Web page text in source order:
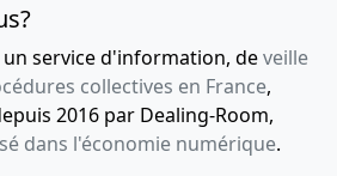
service d'information, deveille
collectives en France,
2016 par Dealing-Room,
dans l'économie numérique.